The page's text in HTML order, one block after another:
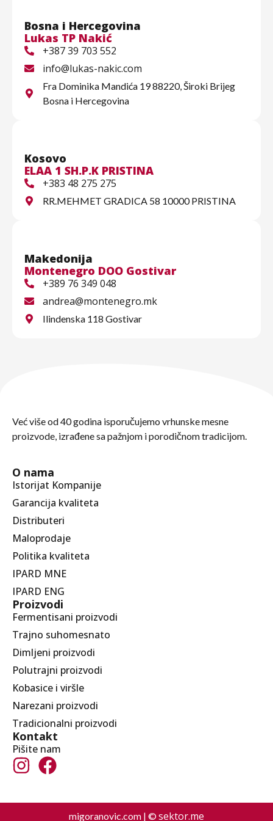
Bosna i Hercegovina
Lukas TP Nakić
+387 39 703 552
info@lukas-nakic.com
Fra Dominika Mandića 19 88220, Široki Brijeg
Bosna i Hercegovina
Kosovo
ELAA 1 SH.P.K PRISTINA
+383 48 275 275
RR.MEHMET GRADICA 58 10000 PRISTINA
Makedonija
Montenegro DOO Gostivar
+389 76 349 048
andrea@montenegro.mk
Ilindenska 118 Gostivar
Već više od 40 godina isporučujemo vrhunske mesne
proizvode, izrađene sa pažnjom i porodičnom tradicijom.
O nama
Istorijat Kompanije
Garancija kvaliteta
Distributeri
Maloprodaje
Politika kvaliteta
IPARD MNE
IPARD ENG
Proizvodi
Fermentisani proizvodi
Trajno suhomesnato
Dimljeni proizvodi
Polutrajni proizvodi
Kobasice i viršle
Narezani proizvodi
Tradicionalni proizvodi
Kontakt
Pišite nam
migoranovic.com | ©sektor.me